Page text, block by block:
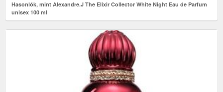
Hasonlók, mint Alexandre.J The Elixir Collector White Night Eau de Parfum
unisex 100 ml